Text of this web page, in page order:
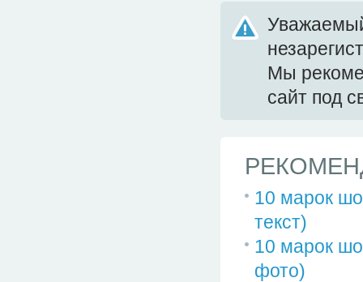
Мы
сайт под
10 марок
текст)
10 марок
фото)